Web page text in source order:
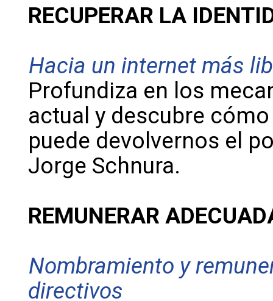
RECUPERAR LA
Hacia un internet más
Profundiza en los
actual y descubre
puede devolvernos el
Jorge Schnura.
REMUNERAR
Nombramiento y
directivos